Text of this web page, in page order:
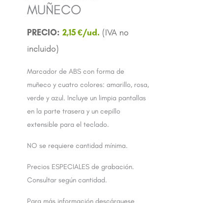
MUÑECO
2,15€
Marcador de ABS con forma de
muñeco y cuatro colores: amarillo, rosa,
verde y azul. Incluye un limpia pantallas
en la parte trasera y un cepillo
extensible para el teclado.
NO se requiere cantidad mínima.
Precios ESPECIALES de grabación.
Consultar según cantidad.
Para más información descárguese